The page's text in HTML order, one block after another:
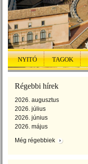
NYITÓ TAGOK
Régebbi hírek
2026. augusztus
2026. július
2026. június
2026. május
Még régebbiek